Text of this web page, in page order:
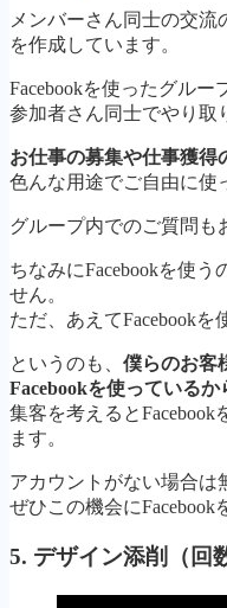
メンバーさん同士の交流
を作成しています。
Facebookを使ったグルー
参加者さん同士でやり取
お仕事の募集や仕事獲得
色んな用途でご自由に使
グループ内でのご質問も
ちなみにFacebookを使
せん。
ただ、あえてFacebookを
というのも、 僕らのお客
Facebookを使っているか
集客を考えるとFacebook
ます。
アカウントがない場合は
ぜひこの機会にFacebook
5. デザイン添削（回